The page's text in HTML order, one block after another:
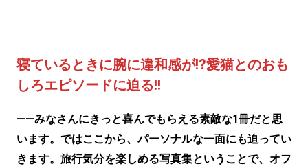
寝ているときに腕に違和感が!?愛猫とのおも
しろエピソードに迫る!!
——みなさんにきっと喜んでもらえる素敵な1冊だと思
います。ではここから、パーソナルな一面にも迫ってい
きます。旅行気分を楽しめる写真集ということで、オフ